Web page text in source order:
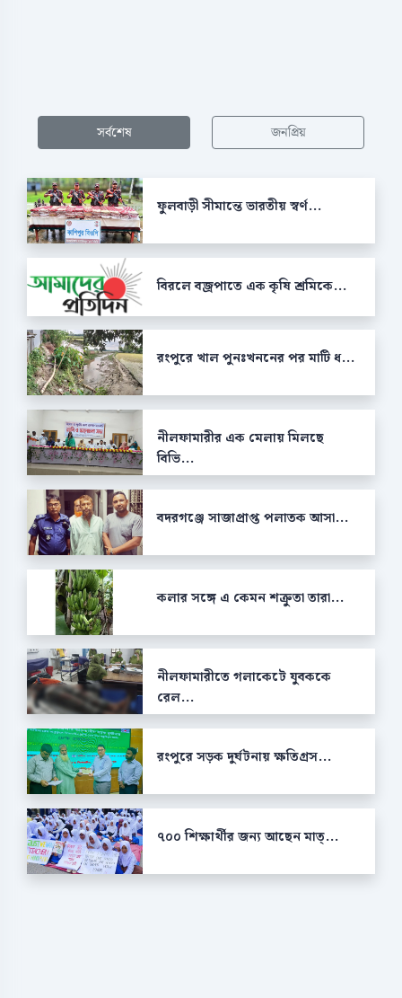
সর্বশেষ জনপ্রিয়
ফুলবাড়ী সীমান্তে ভারতীয় স্বর্ণ...
বিরলে বজ্রপাতে এক কৃষি শ্রমিকে...
রংপুরে খাল পুনঃখননের পর মাটি ধ...
নীলফামারীর এক মেলায় মিলছে
বিভি...
বদরগঞ্জে সাজাপ্রাপ্ত পলাতক আসা...
কলার সঙ্গে এ কেমন শক্রুতা তারা...
নীলফামারীতে গলাকেটে যুবককে
রেল...
রংপুরে সড়ক দুর্ঘটনায় ক্ষতিগ্রস...
৭০০ শিক্ষার্থীর জন্য আছেন মাত্...